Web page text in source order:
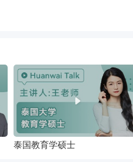
泰国教育学硕士